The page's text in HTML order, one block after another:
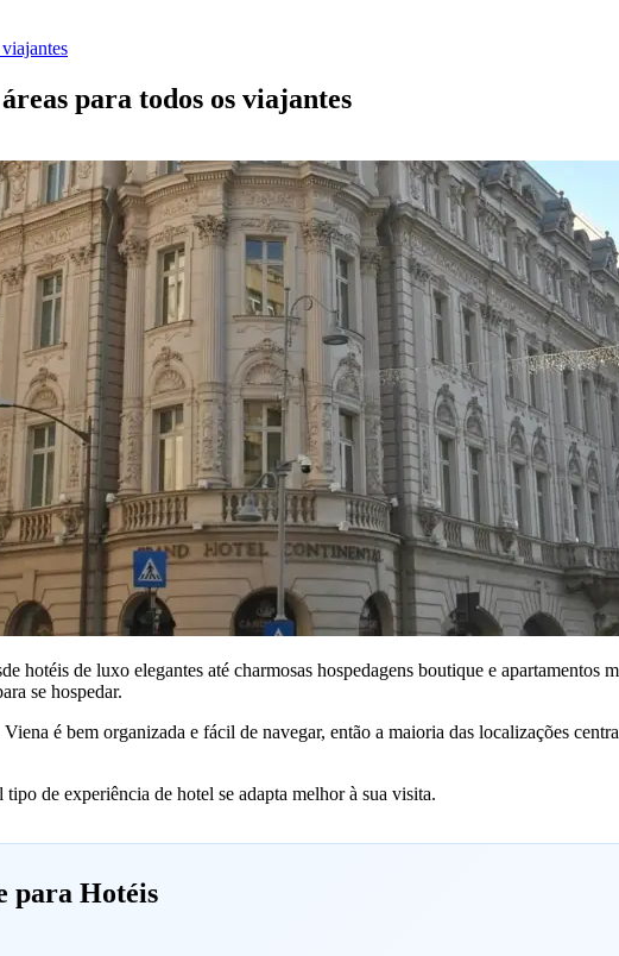
para todos os viajantes
hotéis de luxo elegantes até charmosas hospedagens boutique e apartamentos
se hospedar.
é bem organizada e fácil de navegar, então a maioria das localizações
de experiência de hotel se adapta melhor à sua visita.
para Hotéis